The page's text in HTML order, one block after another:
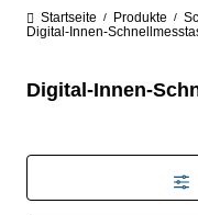
Startseite / Produkte /
Digital-Innen-
Digital-Innen-